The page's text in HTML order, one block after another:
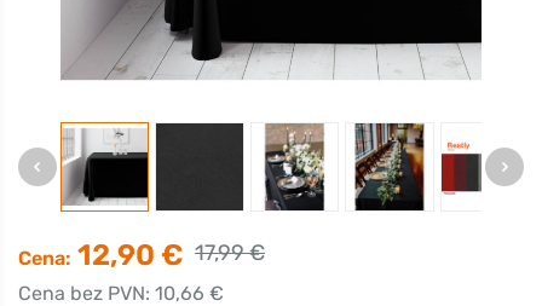
Cena: 12,90 € 17,99 €
Cena bez PVN: 10,66 €